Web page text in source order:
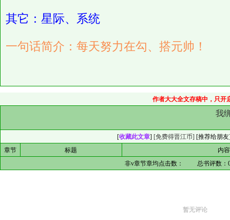
其它：星际、系统
一句话简介：每天努力在勾、搭元帅！
作者大大全文存稿中，只开
我
[收藏此文章] [免费得晋江币] [推荐给朋友
章节
标题
内
非v章节章均点击数：
总书评数：
暂无评论